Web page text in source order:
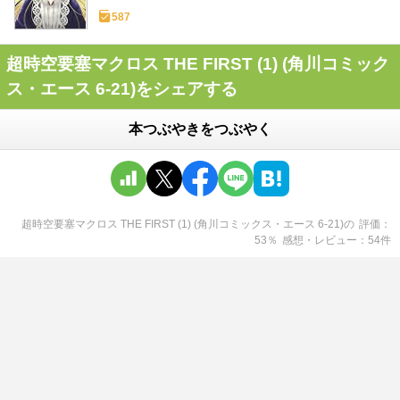
587
超時空要塞マクロス THE FIRST (1) (角川コミック
ス・エース 6-21)をシェアする
本つぶやきをつぶやく
超時空要塞マクロス THE FIRST (1) (角川コミックス・エース 6-21)の 評価
53 ％ 感想・レビュー 54件